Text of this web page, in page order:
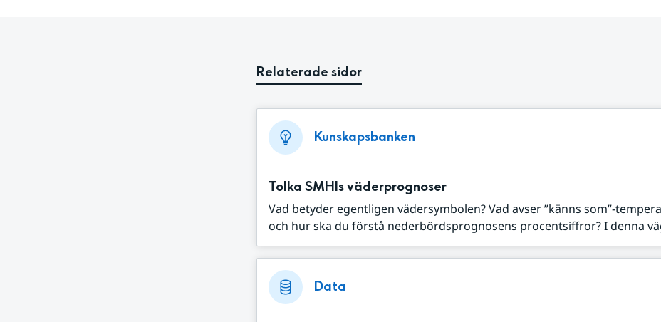
Relaterade sidor
Kunskapsbanken
Tolka SMHIs väderprognoser
Vad betyder egentligen vädersymbolen? Vad avser ”känns som”-
och hur ska du förstå nederbördsprognosens procentsiffror? I denna
Data